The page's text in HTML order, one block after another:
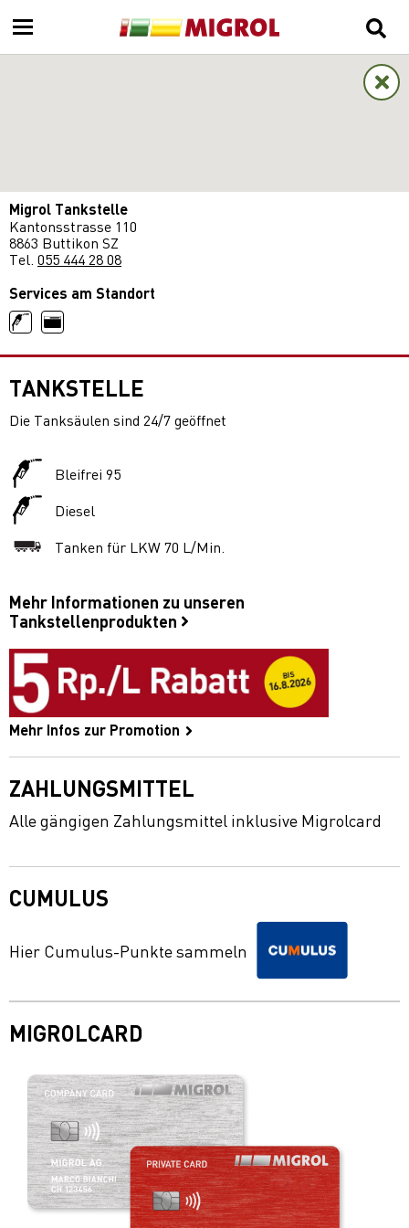
Migrol Tankstelle
Kantonsstrasse 110
8863 Buttikon SZ
Tel. 055 444 28 08
Services am Standort
TANKSTELLE
Die Tanksäulen sind 24/7 geöffnet
Bleifrei 95
Diesel
Tanken für LKW 70 L/Min.
Mehr Informationen zu unseren
Tankstellenprodukten
Mehr Infos zur Promotion
ZAHLUNGSMITTEL
Alle gängigen Zahlungsmittel inklusive Migrolcard
CUMULUS
Hier Cumulus-Punkte sammeln
MIGROLCARD